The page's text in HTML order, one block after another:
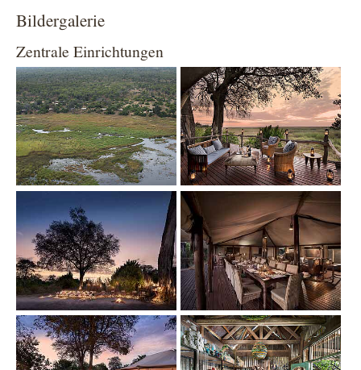
Bildergalerie
Zentrale Einrichtungen
Show larger version Show larger version
Show larger version
Show larger version Show larger version